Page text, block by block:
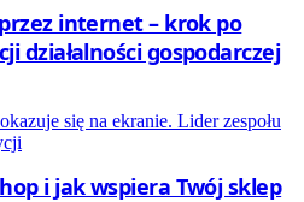
internet – krok po
działalności gospodarczej
i jak wspiera Twój sklep